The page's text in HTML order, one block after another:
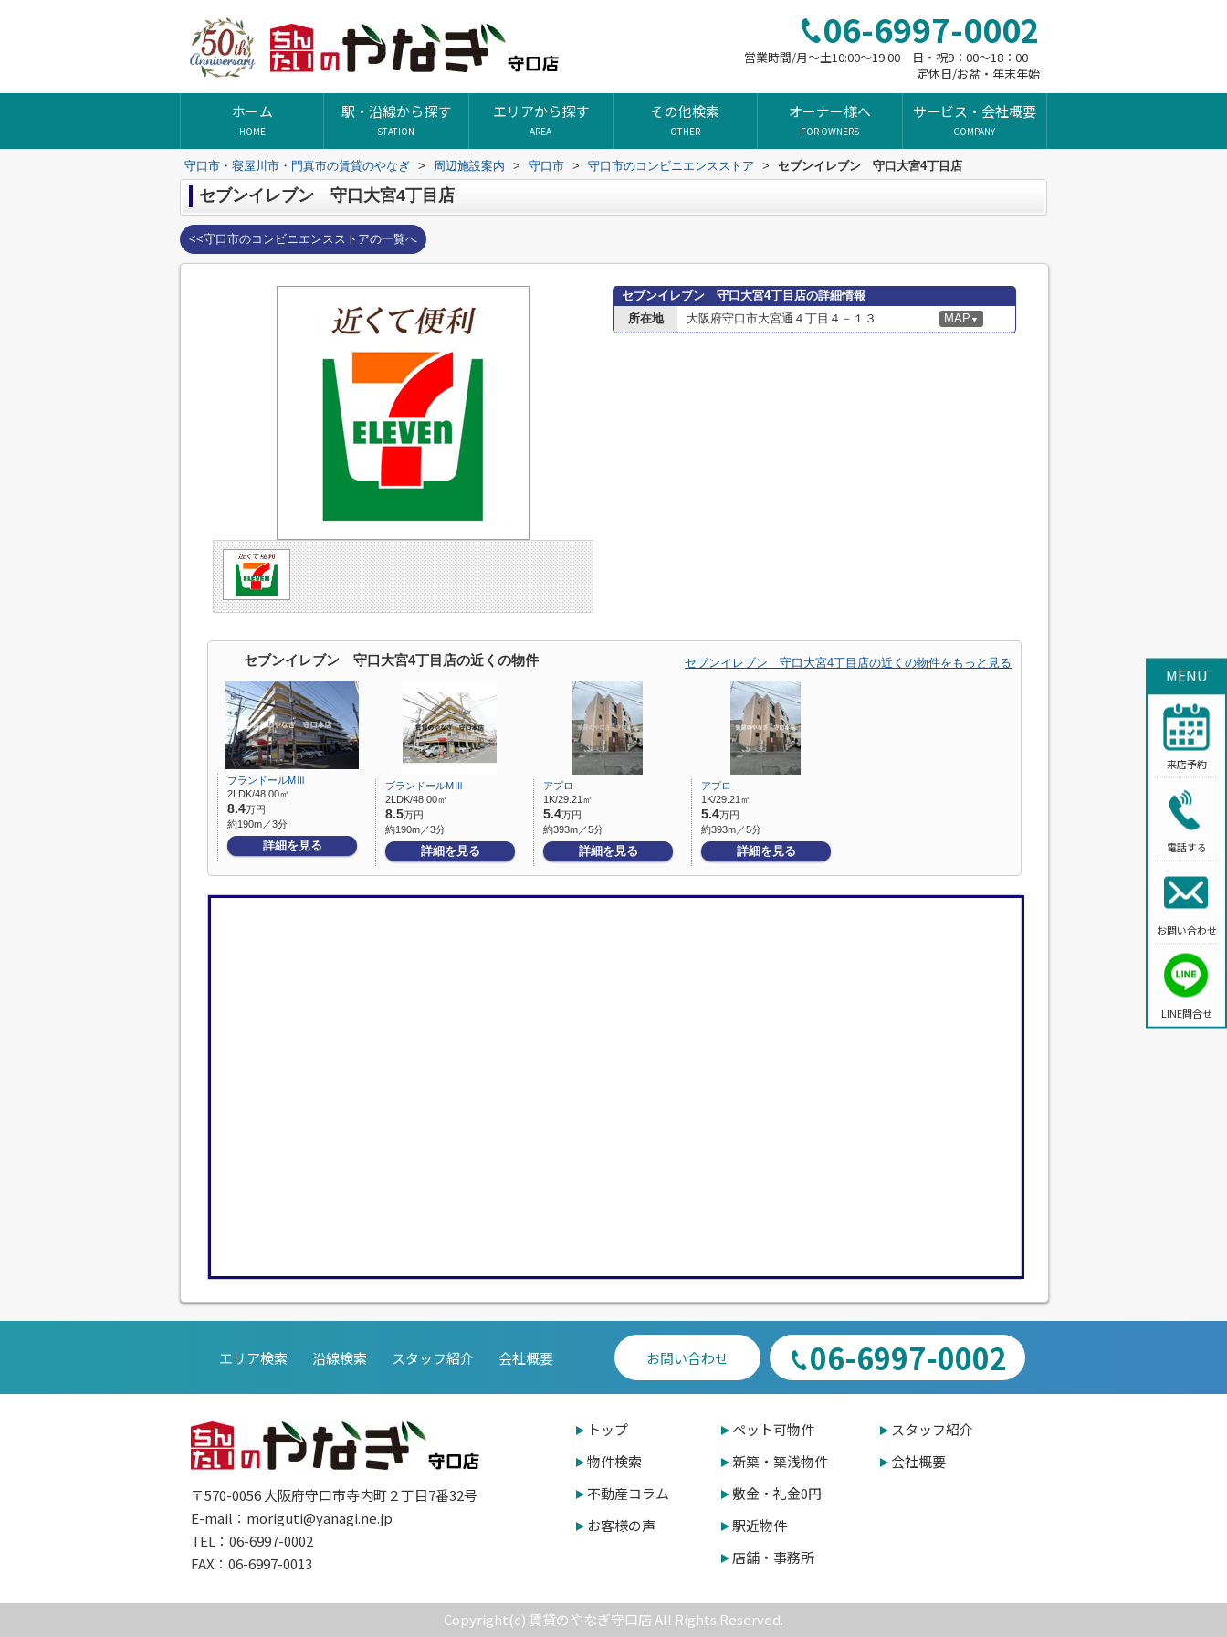
06-6997-0002
営業時間/月～土10:00～19:00 日・祝9：00～18：00
定休日/お盆・年末年始
ホーム
HOME
駅・沿線から探す
STATION
エリアから探す
AREA
その他検索
OTHER
オーナー様へ
FOR OWNERS
サービス・会社概要
COMPANY
守口市・寝屋川市・門真市の賃貸のやなぎ > 周辺施設案内 > 守口市 > 守口市のコンビニエンスストア > セブンイレブン 守口大宮4丁目店
セブンイレブン 守口大宮4丁目店
<<守口市のコンビニエンスストアの一覧へ
セブンイレブン 守口大宮4丁目店の詳細情報
所在地
大阪府守口市大宮通４丁目４－１３ MAP ▼
セブンイレブン 守口大宮4丁目店の近くの物件 セブンイレブン 守口大宮4丁目店の近くの物件をもっと見る
ブランドールMⅢ
2LDK/48.00㎡
8.4万円
約190m／3分
詳細を見る
ブランドールMⅢ
2LDK/48.00㎡
8.5万円
約190m／3分
詳細を見る
アプロ
1K/29.21㎡
5.4万円
約393m／5分
詳細を見る
アプロ
1K/29.21㎡
5.4万円
約393m／5分
詳細を見る
MENU
来店予約
電話する
お問い合わせ
LINE問合せ
エリア検索 沿線検索 スタッフ紹介 会社概要 お問い合わせ 06-6997-0002
〒570-0056 大阪府守口市寺内町２丁目7番32号
E-mail： moriguti@yanagi.ne.jp
TEL：06-6997-0002
FAX：06-6997-0013
トップ
物件検索
不動産コラム
お客様の声
ペット可物件
新築・築浅物件
敷金・礼金0円
駅近物件
店舗・事務所
スタッフ紹介
会社概要
Copyright(c) 賃貸のやなぎ守口店 All Rights Reserved.